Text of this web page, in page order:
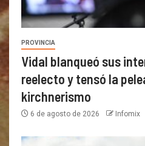
PROVINCIA
Vidal blanqueó sus
reelecto y tensó la
kirchnerismo
6 de agosto de 2026 Infomix